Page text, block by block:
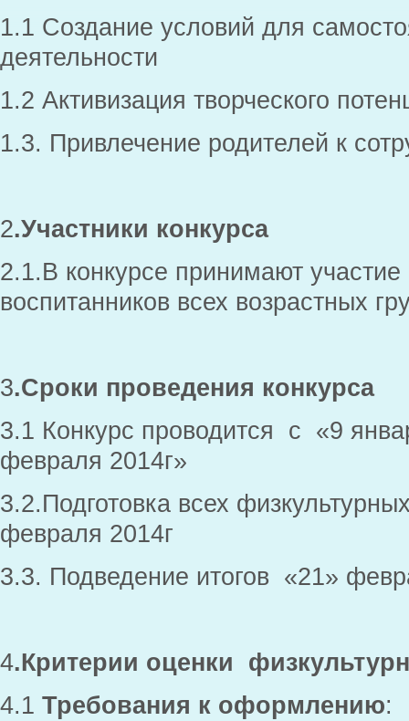
1.1 Создание условий для
деятельности
1.2 Активизация творческого
1.3. Привлечение родителей к
2.Участники конкурса
2.1.В конкурсе принимают участие
воспитанников всех возрастных
3.Сроки проведения конкурса
3.1 Конкурс проводится с «9
февраля 2014г»
3.2.Подготовка всех
февраля 2014г
3.3. Подведение итогов «21»
4.Критерии оценки
4.1 Требования к оформлению: